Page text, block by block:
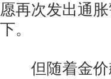
愿再次发出通
下。
但随着金价